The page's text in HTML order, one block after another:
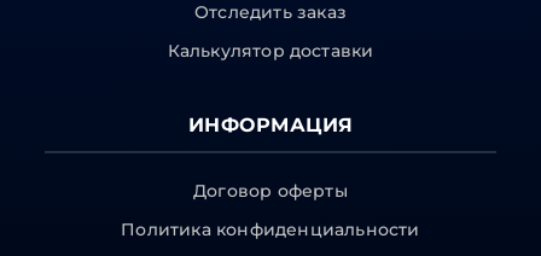
Отследить заказ
Калькулятор доставки
ИНФОРМАЦИЯ
Договор оферты
Политика конфиденциальности